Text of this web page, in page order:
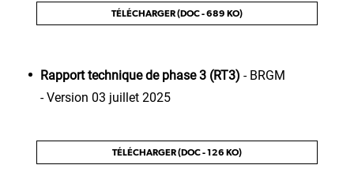
TÉLÉCHARGER (DOC - 689 KO)
Rapport technique de phase 3 (RT3) - BRGM
- Version 03 juillet 2025
TÉLÉCHARGER (DOC - 126 KO)